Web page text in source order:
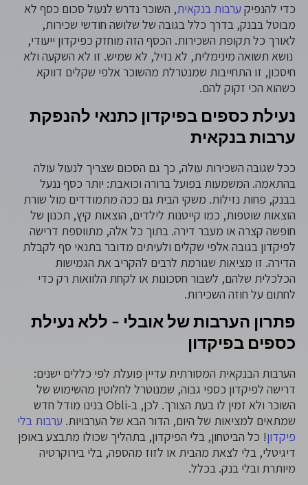
כדי להנפיק ערבות בנקאית, השוכר נדרש לנעול סכום כסף לא
מבוטל בבנק, בדרך כלל בגובה של שלושה חודשי שכירות,
לאורך כל תקופת השכירות. הכסף הזה מוחזק כפיקדון ייעודי,
נושא תשואה מינימלית, לא נזיל, לא שמיש. זו לא השקעה ולא
חיסכון, זו התחייבות שמנטרלת מהשוכר אלפי שקלים דווקא
כשהוא הכי זקוק להם.
נעילת כספים בפיקדון כתנאי להנפקת
ערבות בנקאית
ככל שגובה השכירות עולה, כך גם הסכום שצריך לנעול עולה
בהתאמה. המשמעות בפועל ברורה וכואבת: יותר כסף ננעל
בבנק, פחות נזילות. משקי הבית גם ככה מתמודדים מול שורת
הוצאות שוטפות, כמו קייטנות לילדים, הוצאות קיץ, תכנון של
חופשה קצרה או מעבר דירה. בתוך כל אלה, מתווספת דרישה
לפיקדון בגובה אלפי שקלים ולעיתים מדובר בתנאי סף לקבלת
הדירה. זו מציאות שגורמת לרבים להקריב את הגמישות
הכלכלית שלהם, לשבור חסכונות או לקחת הלוואות רק כדי
לחתום על חוזה השכירות.
פתרון הערבות של אובלי – ללא נעילת
כספים בפיקדון
הערבות הבנקאית המסורתית עדיין פועלת לפי כללים ישנים:
דרישה לפיקדון כספי גבוה, שמנוטרל לחלוטין מהשימוש של
השוכר ולא זמין לו בעת הצורך. לכן, ב-Obli בנינו מודל חדש
שמתאים למציאות של היום, הדור הבא של הערבויות. ערבות בלי
פיקדון! כל הביטחון, בלי הפיקדון, בתהליך שכולו מתבצע באופן
דיגיטלי, בלי לצאת מהבית או לזוז מהספה, בלי בירוקרטיה
מיותרת ובלי בנק. בכלל.